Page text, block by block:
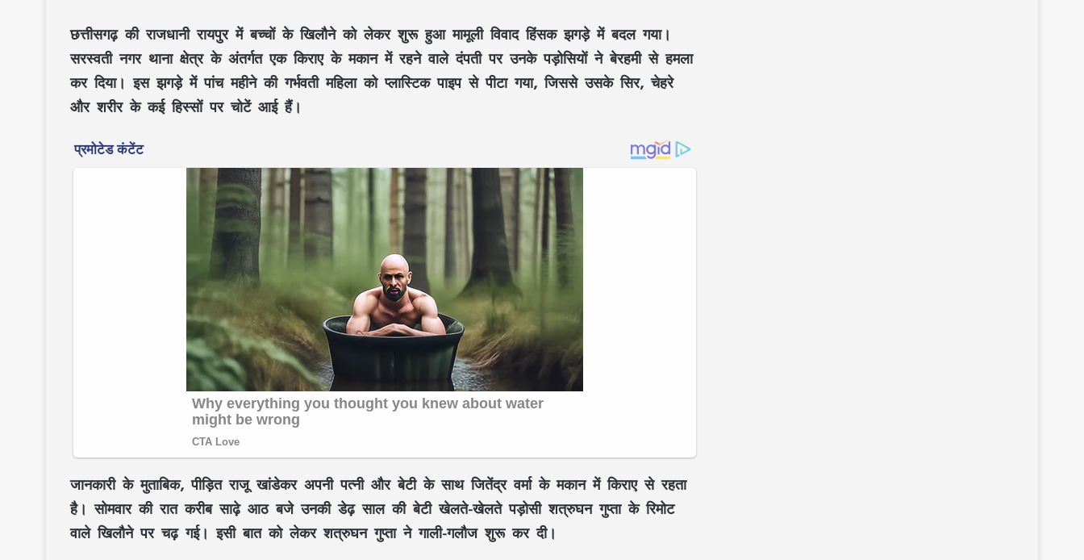
छत्तीसगढ़ की राजधानी रायपुर में बच्चों के खिलौने को लेकर शुरू हुआ मामूली विवाद हिंसक झगड़े में बदल गया।
सरस्वती नगर थाना क्षेत्र के अंतर्गत एक किराए के मकान में रहने वाले दंपती पर उनके पड़ोसियों ने बेरहमी से हमला
कर दिया। इस झगड़े में पांच महीने की गर्भवती महिला को प्लास्टिक पाइप से पीटा गया, जिससे उसके सिर, चेहरे
और शरीर के कई हिस्सों पर चोटें आई हैं।
जानकारी के मुताबिक, पीड़ित राजू खांडेकर अपनी पत्नी और बेटी के साथ जितेंद्र वर्मा के मकान में किराए से रहता
है। सोमवार की रात करीब साढ़े आठ बजे उनकी डेढ़ साल की बेटी खेलते-खेलते पड़ोसी शत्रुघन गुप्ता के रिमोट
वाले खिलौने पर चढ़ गई। इसी बात को लेकर शत्रुघन गुप्ता ने गाली-गलौज शुरू कर दी।